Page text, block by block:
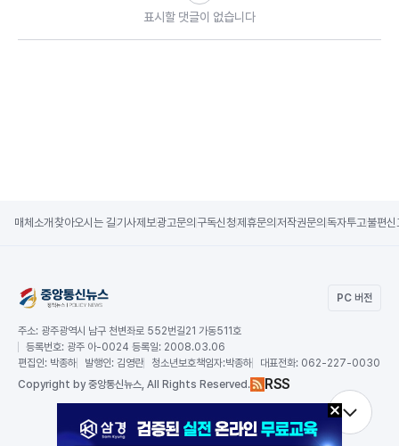
표시할 댓글이 없습니다
매체소개 찾아오시는 길기사제보광고문의 구독신청제휴문의 저작권문의 독자투고불편신
PC 버전
주소: 광주광역시 남구 천변좌로 552번길21 가동511호
등록번호: 광주 아-0024 등록일: 2008.03.06
편집인: 박종하 발행인: 김영란 청소년보호책임자:박종하 대표전화: 062-227-0030
Copyright by 중앙통신뉴스, All Rights Reserved. RSS